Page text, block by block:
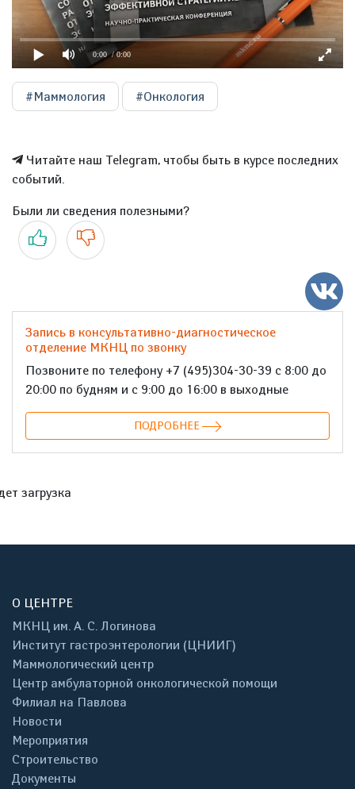
0:00 / 0:00
#Маммология #Онкология
Читайте наш Telegram, чтобы быть в курсе последних
событий.
Были ли сведения полезными?
Да Нет
Запись в консультативно-диагностическое
отделение МКНЦ по звонку
Позвоните по телефону +7 (495)304-30-39 с 8:00 до
20:00 по будням и с 9:00 до 16:00 в выходные
ПОДРОБНЕЕ
загрузка
О ЦЕНТРЕ
МКНЦ им. А. С. Логинова
Институт гастроэнтерологии (ЦНИИГ)
Маммологический центр
Центр амбулаторной онкологической помощи
Филиал на Павлова
Новости
Мероприятия
Строительство
Документы